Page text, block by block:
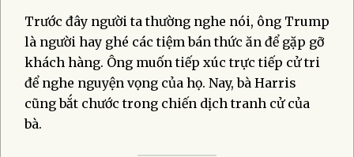
Trước đây người ta thường nghe nói, ông Trump
là người hay ghé các tiệm bán thức ăn để gặp gỡ
khách hàng. Ông muốn tiếp xúc trực tiếp cử tri
để nghe nguyện vọng của họ. Nay, bà Harris
cũng bắt chước trong chiến dịch tranh cử của
bà.